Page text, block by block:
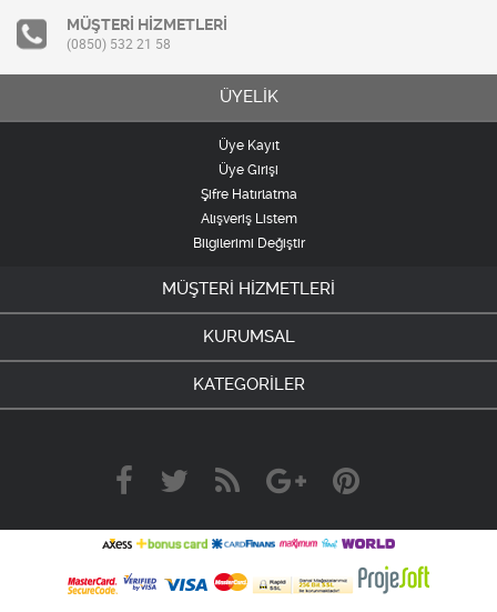
MÜŞTERİ HİZMETLERİ
(0850) 532 21 58
ÜYELİK
Üye Kayıt
Üye Girişi
Şifre Hatırlatma
Alışveriş Listem
Bilgilerimi Değiştir
MÜŞTERİ HİZMETLERİ
KURUMSAL
KATEGORİLER